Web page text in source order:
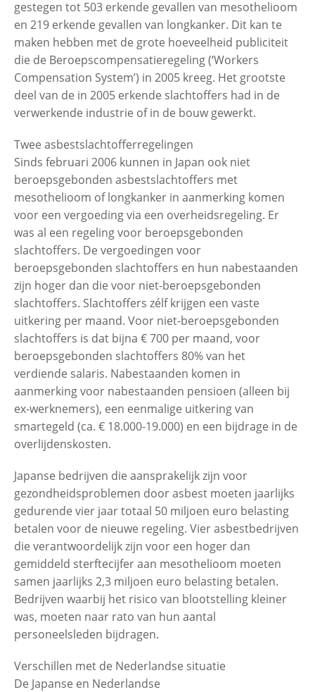
gestegen tot 503 erkende gevallen van mesothelioom
en 219 erkende gevallen van longkanker. Dit kan te
maken hebben met de grote hoeveelheid publiciteit
die de Beroepscompensatieregeling (‘Workers
Compensation System’) in 2005 kreeg. Het grootste
deel van de in 2005 erkende slachtoffers had in de
verwerkende industrie of in de bouw gewerkt.
Twee asbestslachtofferregelingen
Sinds februari 2006 kunnen in Japan ook niet
beroepsgebonden asbestslachtoffers met
mesothelioom of longkanker in aanmerking komen
voor een vergoeding via een overheidsregeling. Er
was al een regeling voor beroepsgebonden
slachtoffers. De vergoedingen voor
beroepsgebonden slachtoffers en hun nabestaanden
zijn hoger dan die voor niet-beroepsgebonden
slachtoffers. Slachtoffers zélf krijgen een vaste
uitkering per maand. Voor niet-beroepsgebonden
slachtoffers is dat bijna € 700 per maand, voor
beroepsgebonden slachtoffers 80% van het
verdiende salaris. Nabestaanden komen in
aanmerking voor nabestaanden pensioen (alleen bij
ex-werknemers), een eenmalige uitkering van
smartegeld (ca. € 18.000-19.000) en een bijdrage in de
overlijdenskosten.
Japanse bedrijven die aansprakelijk zijn voor
gezondheidsproblemen door asbest moeten jaarlijks
gedurende vier jaar totaal 50 miljoen euro belasting
betalen voor de nieuwe regeling. Vier asbestbedrijven
die verantwoordelijk zijn voor een hoger dan
gemiddeld sterftecijfer aan mesothelioom moeten
samen jaarlijks 2,3 miljoen euro belasting betalen.
Bedrijven waarbij het risico van blootstelling kleiner
was, moeten naar rato van hun aantal
personeelsleden bijdragen.
Verschillen met de Nederlandse situatie
De Japanse en Nederlandse